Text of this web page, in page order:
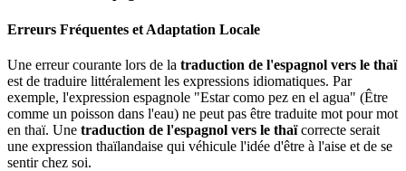
Erreurs Fréquentes et Adaptation Locale
Une erreur courante lors de la traduction de l'espagnol vers le thaï
est de traduire littéralement les expressions idiomatiques. Par
exemple, l'expression espagnole "Estar como pez en el agua" (Être
comme un poisson dans l'eau) ne peut pas être traduite mot pour mot
en thaï. Une traduction de l'espagnol vers le thaïcorrecte serait
une expression thaïlandaise qui véhicule l'idée d'être à l'aise et de se
sentir chez soi.